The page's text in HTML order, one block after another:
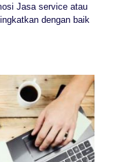
Jasa service atau
dengan baik